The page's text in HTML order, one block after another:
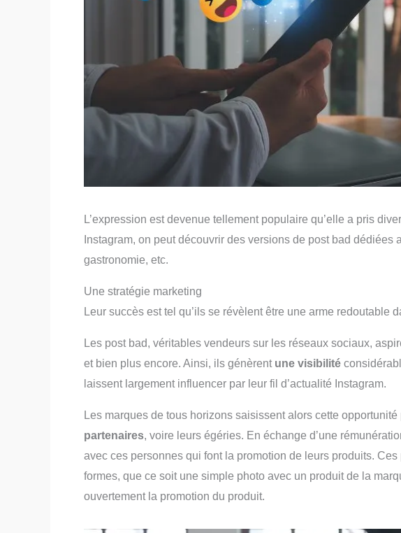
L’expression est devenue tellement populaire qu’elle a pris
Instagram, on peut découvrir des versions de post bad dédiées
gastronomie, etc.
Une stratégie marketing
Leur succès est tel qu’ils se révèlent être une arme redoutable
Les post bad, véritables vendeurs sur les réseaux sociaux,
et bien plus encore. Ainsi, ils génèrentune visibilité
laissent largement influencer par leur fil d’actualité Instagram.
Les marques de tous horizons saisissent alors cette
partenaires, voire leurs égéries. En échange d’une
avec ces personnes qui font la promotion de leurs produits.
formes, que ce soit une simple photo avec un produit de la
ouvertement la promotion du produit.